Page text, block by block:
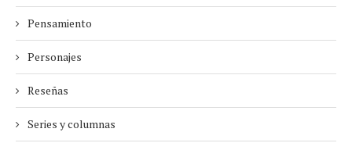
Pensamiento
Personajes
Reseñas
Series y columnas